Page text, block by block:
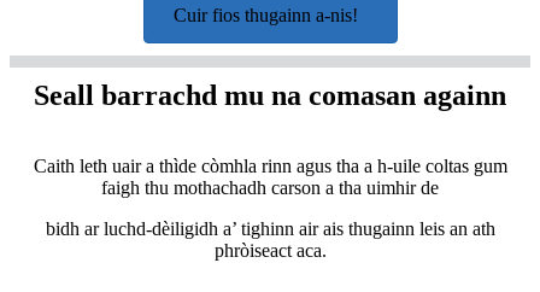
Cuir fios thugainn a-nis!
Seall barrachd mu na comasan againn
Caith leth uair a thìde còmhla rinn agus tha a h-uile coltas gum
faigh thu mothachadh carson a tha uimhir de
bidh ar luchd-dèiligidh a’ tighinn air ais thugainn leis an ath
phròiseact aca.